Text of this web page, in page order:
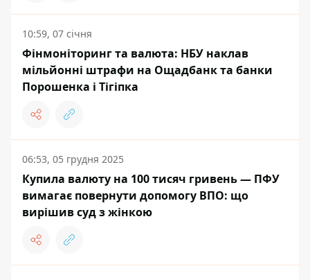
10:59, 07 січня
Фінмоніторинг та валюта: НБУ наклав
мільйонні штрафи на Ощадбанк та банки
Порошенка і Тігіпка
06:53, 05 грудня 2025
Купила валюту на 100 тисяч гривень — ПФУ
вимагає повернути допомогу ВПО: що
вирішив суд з жінкою